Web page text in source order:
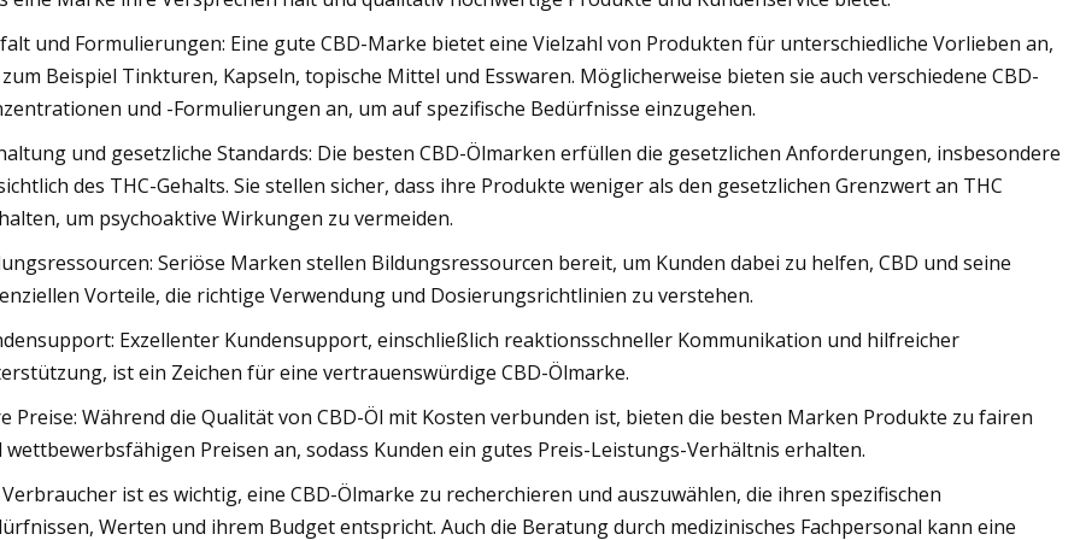
und Formulierungen: Eine gute CBD-Marke bietet eine Vielzahl von Produkten für unterschiedliche Vorlieben an,
Beispiel Tinkturen, Kapseln, topische Mittel und Esswaren. Möglicherweise bieten sie auch verschiedene CBD-
und -Formulierungen an, um auf spezifische Bedürfnisse einzugehen.
und gesetzliche Standards: Die besten CBD-Ölmarken erfüllen die gesetzlichen Anforderungen, insbesondere
des THC-Gehalts. Sie stellen sicher, dass ihre Produkte weniger als den gesetzlichen Grenzwert an THC
um psychoaktive Wirkungen zu vermeiden.
Seriöse Marken stellen Bildungsressourcen bereit, um Kunden dabei zu helfen, CBD und seine
Vorteile, die richtige Verwendung und Dosierungsrichtlinien zu verstehen.
Exzellenter Kundensupport, einschließlich reaktionsschneller Kommunikation und hilfreicher
ist ein Zeichen für eine vertrauenswürdige CBD-Ölmarke.
Preise: Während die Qualität von CBD-Öl mit Kosten verbunden ist, bieten die besten Marken Produkte zu fairen
wettbewerbsfähigen Preisen an, sodass Kunden ein gutes Preis-Leistungs-Verhältnis erhalten.
ist es wichtig, eine CBD-Ölmarke zu recherchieren und auszuwählen, die ihren spezifischen
Werten und ihrem Budget entspricht. Auch die Beratung durch medizinisches Fachpersonal kann eine